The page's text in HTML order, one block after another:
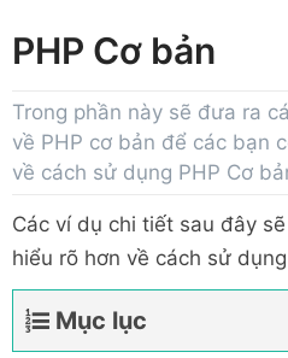
PHP Cơ bản
Trong phần này sẽ đưa ra
về PHP cơ bản để các bạn
về cách sử dụng PHP Cơ
Các ví dụ chi tiết sau đây
hiểu rõ hơn về cách sử
Mục lục